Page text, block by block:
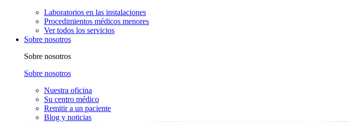
Laboratorios en las instalaciones
Procedimientos médicos menores
Ver todos los servicios
Sobre nosotros
Sobre nosotros
Sobre nosotros
Nuestra oficina
Su centro médico
Remitir a un paciente
Blog y noticias